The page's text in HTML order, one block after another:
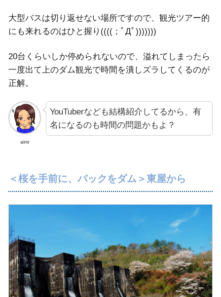
大型バスは切り返せない場所ですので、観光ツアー的
にも来れるのはひと握り((((；ﾟДﾟ)))))))
20台くらいしか停められないので、溢れてしまったら
一度出て上のダム観光で時間を潰しズラしてくるのが
正解。
aimi
YouTuberなども結構紹介してるから、有
名になるのも時間の問題かもよ？
＜桜を手前に、バックをダム＞東屋から